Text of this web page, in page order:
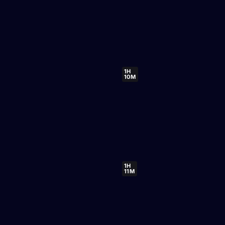
1H
10M
1H
11M